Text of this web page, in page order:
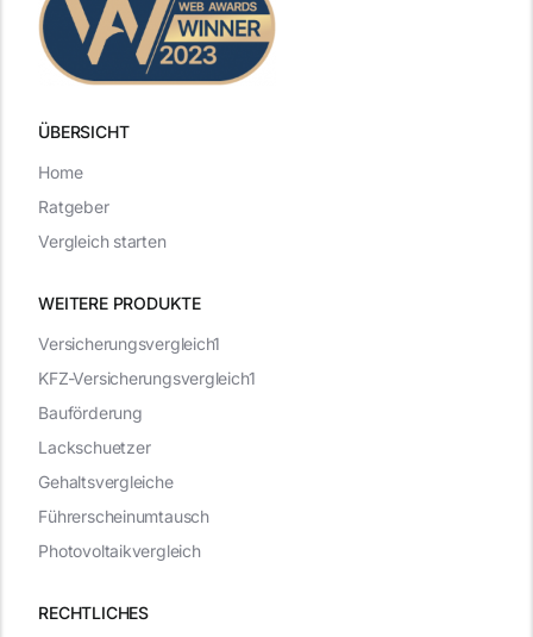
ÜBERSICHT
WEITERE PRODUKTE
RECHTLICHES
Versicherungsvergleich1
KFZ-Versicherungsvergleich1
Bauförderung
Lackschuetzer
Gehaltsvergleiche
Führerscheinumtausch
Photovoltaikvergleich
Home
Ratgeber
Vergleich starten